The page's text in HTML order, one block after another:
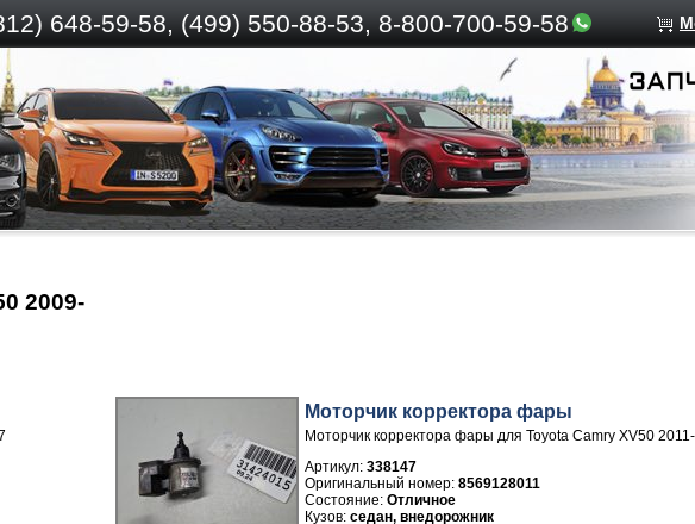
648-59-58, (499) 550-88-53, 8-800-700-59-58
2009-
Моторчик корректора фары
Моторчик корректора фары для Toyota Camry XV50
Артикул: 338147
8569128011
Отличное
седан, внедорожник